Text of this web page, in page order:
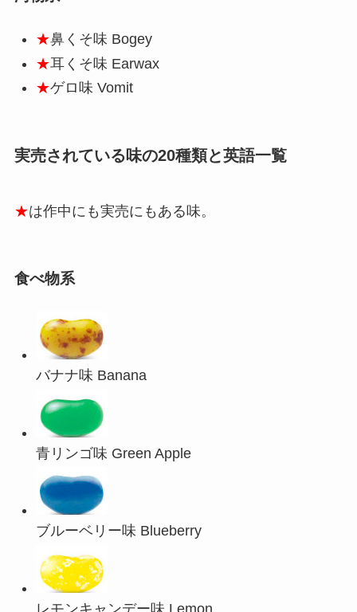
★鼻くそ味 Bogey
★耳くそ味 Earwax
★ゲロ味 Vomit
実売されている味の20種類と英語一覧
★は作中にも実売にもある味。
食べ物系
バナナ味 Banana
青リンゴ味 Green Apple
ブルーベリー味 Blueberry
レモンキャンデー味 Lemon